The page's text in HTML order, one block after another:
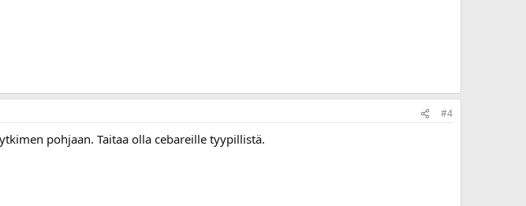
#4
pohjaan. Taitaa olla cebareille tyypillistä.